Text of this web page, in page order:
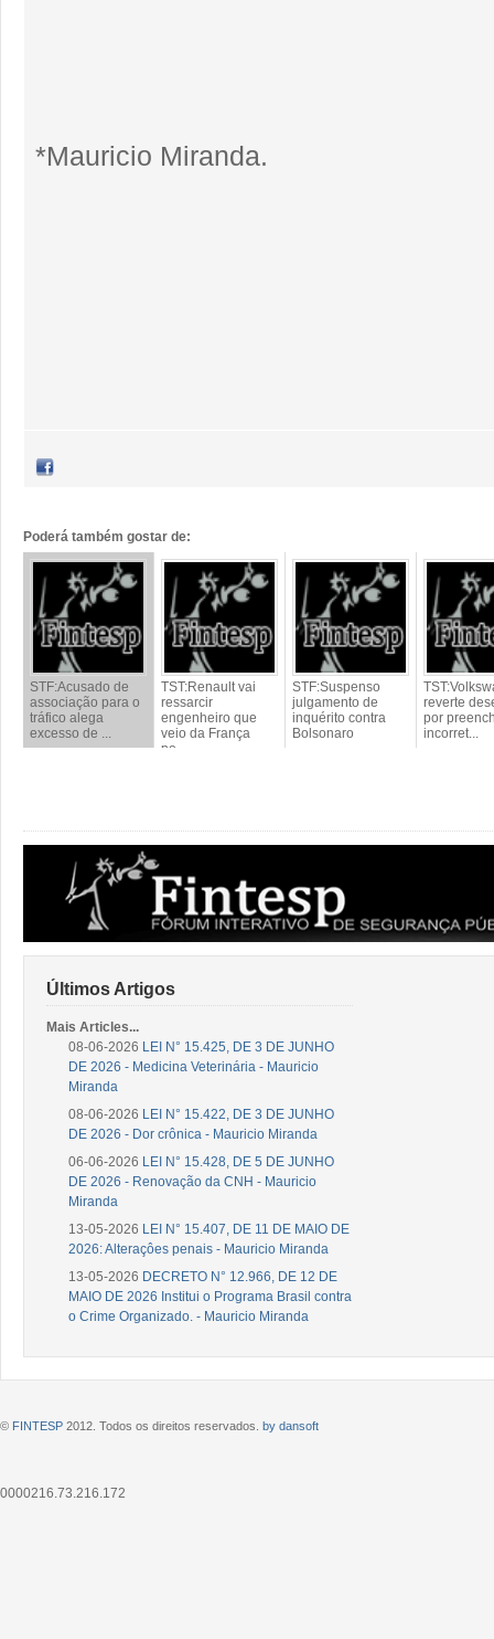
*Mauricio Miranda.
Poderá também gostar de:
STF:Acusado de
associação para o
tráfico alega
excesso de ...
TST:Renault vai
ressarcir
engenheiro que
veio da França
po...
STF:Suspenso
julgamento de
inquérito contra
Bolsonaro
reverte
por
incorret...
Últimos Artigos
Mais Articles...
08-06-2026 LEI N° 15.425, DE 3 DE JUNHO
DE 2026 - Medicina Veterinária - Mauricio
Miranda
08-06-2026 LEI N° 15.422, DE 3 DE JUNHO
DE 2026 - Dor crônica - Mauricio Miranda
06-06-2026 LEI N° 15.428, DE 5 DE JUNHO
DE 2026 - Renovação da CNH - Mauricio
Miranda
13-05-2026 LEI N° 15.407, DE 11 DE MAIO DE
2026: Alteraçôes penais - Mauricio Miranda
13-05-2026 DECRETO N° 12.966, DE 12 DE
MAIO DE 2026 Institui o Programa Brasil contra
o Crime Organizado. - Mauricio Miranda
© FINTESP 2012. Todos os direitos reservados. by dansoft
0000216.73.216.172